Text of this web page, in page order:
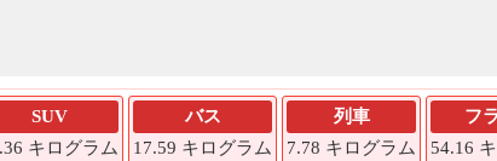
SUV
キログラム
バス
17.59 キログラム
列車
7.78 キログラム
フ
54.16